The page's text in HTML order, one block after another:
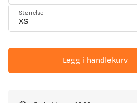
Størrelse
XS
Legg i handlekurv